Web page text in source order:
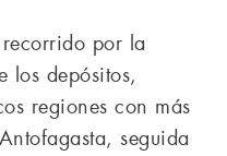
por la
los depósitos,
regiones con más
seguida